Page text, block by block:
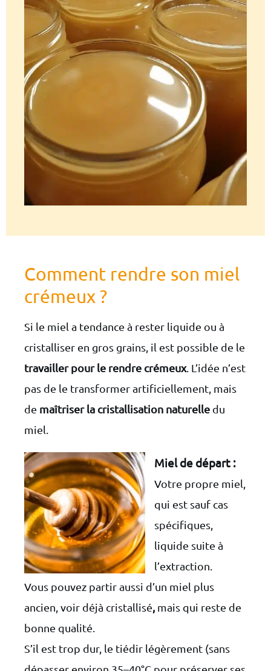
Comment rendre son miel
crémeux ?
Si le miel a tendance à rester liquide ou à
cristalliser en gros grains, il est possible de le
travailler pour le rendre crémeux. L’idée n’est
pas de le transformer artificiellement, mais
de maîtriser la cristallisation naturelledu
miel.
Miel de départ :
Votre propre miel,
qui est sauf cas
spécifiques,
liquide suite à
l’extraction.
Vous pouvez partir aussi d’un miel plus
ancien, voir déjà cristallisé, mais qui reste de
bonne qualité.
S’il est trop dur, le tiédir légèrement (sans